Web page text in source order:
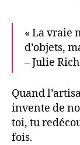
« La vraie
d’objets,
– Julie
Quand
invente de
toi, tu
fois.